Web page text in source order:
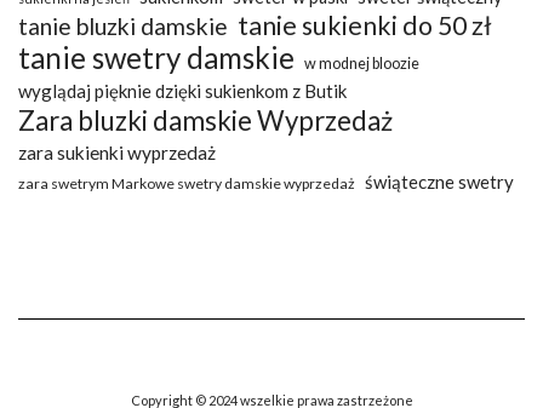
tanie bluzki damskie tanie sukienki do 50 zł
tanie swetry damskie w modnej bloozie
wyglądaj pięknie dzięki sukienkom z Butik
Zara bluzki damskie Wyprzedaż
zara sukienki wyprzedaż
zara swetrym Markowe swetry damskie wyprzedaż świąteczne swetry
Copyright © 2024 wszelkie prawa zastrzeżone